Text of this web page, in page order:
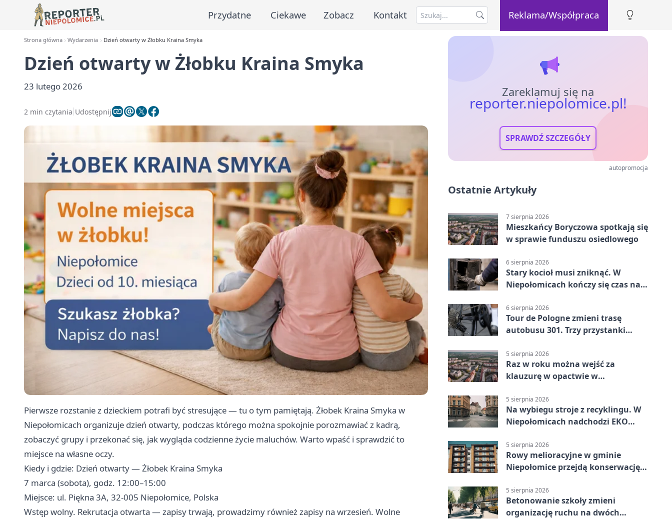
Przydatne Ciekawe Zobacz Kontakt Reklama/Współpraca
Strona główna Wydarzenia Dzień otwarty w Żłobku Kraina Smyka
Dzień otwarty w Żłobku Kraina Smyka
23 lutego 2026
2 min czytania Udostępnij
Pierwsze rozstanie z dzieckiem potrafi być stresujące — tu o tym pamiętają. Żłobek Kraina Smyka w
Niepołomicach organizuje dzień otwarty, podczas którego można spokojnie porozmawiać z kadrą,
zobaczyć grupy i przekonać się, jak wygląda codzienne życie maluchów. Warto wpaść i sprawdzić to
miejsce na własne oczy.
Kiedy i gdzie: Dzień otwarty — Żłobek Kraina Smyka
7 marca (sobota), godz. 12:00–15:00
Miejsce: ul. Piękna 3A, 32-005 Niepołomice, Polska
Wstęp wolny. Rekrutacja otwarta — zapisy trwają, prowadzimy również zapisy na wrzesień. Wolne
Zareklamuj się na
reporter.niepolomice.pl!
SPRAWDŹ SZCZEGÓŁY
autopromocja
Ostatnie Artykuły
7 sierpnia 2026
Mieszkańcy Boryczowa spotkają się
w sprawie funduszu osiedlowego
6 sierpnia 2026
Stary kocioł musi zniknąć. W
Niepołomicach kończy się czas na
6 sierpnia 2026
Tour de Pologne zmieni trasę
autobusu 301. Trzy przystanki
5 sierpnia 2026
Raz w roku można wejść za
klauzurę w opactwie w
5 sierpnia 2026
Na wybiegu stroje z recyklingu. W
Niepołomicach nadchodzi EKO
5 sierpnia 2026
Rowy melioracyjne w gminie
Niepołomice przejdą konserwację.
5 sierpnia 2026
Betonowanie szkoły zmieni
organizację ruchu na dwóch